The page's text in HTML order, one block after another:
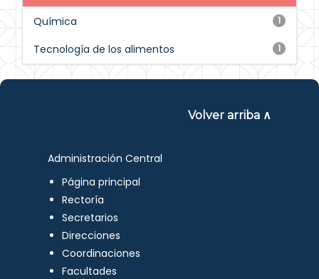
1
Química
1
Tecnología de los alimentos
Volver arriba ∧
Administración Central
Página principal
Rectoría
Secretarios
Direcciones
Coordinaciones
Facultades